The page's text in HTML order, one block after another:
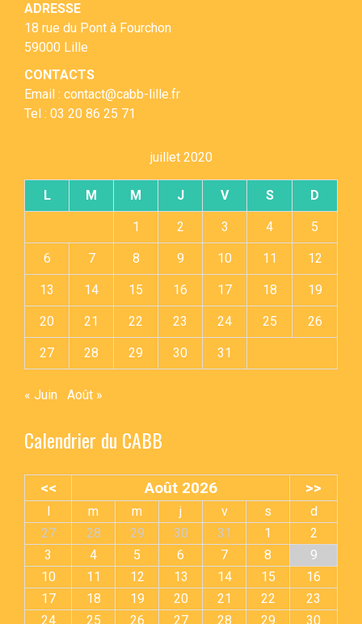
ADRESSE
18 rue du Pont à Fourchon
59000 Lille
CONTACTS
Email : contact@cabb-lille.fr
Tel : 03 20 86 25 71
juillet 2020
L M M J V S D
1 2 3 4 5
6 7 8 9 10 11 12
13 14 15 16 17 18 19
20 21 22 23 24 25 26
27 28 29 30 31
« Juin Août »
Calendrier du CABB
<< Août 2026 >>
l m m j v s
d
27
28 29 30 31 1
2
3
4 5 6 7 8
9
10
11 12 13 14 15
16
17
18 19 20 21 22
23
24
25 26 27 28 29 30